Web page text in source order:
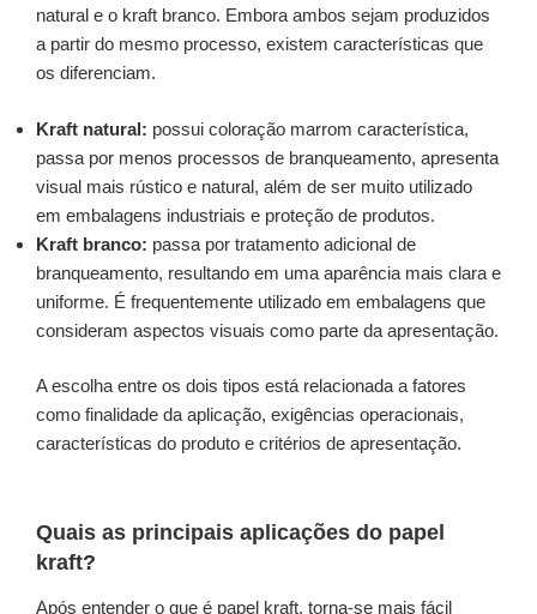
natural e o kraft branco. Embora ambos sejam produzidos
a partir do mesmo processo, existem características que
os diferenciam.
Kraft natural: possui coloração marrom característica,
passa por menos processos de branqueamento, apresenta
visual mais rústico e natural, além de ser muito utilizado
em embalagens industriais e proteção de produtos.
Kraft branco: passa por tratamento adicional de
branqueamento, resultando em uma aparência mais clara e
uniforme. É frequentemente utilizado em embalagens que
consideram aspectos visuais como parte da apresentação.
A escolha entre os dois tipos está relacionada a fatores
como finalidade da aplicação, exigências operacionais,
características do produto e critérios de apresentação.
Quais as principais aplicações do papel
kraft?
Após entender o que é papel kraft, torna-se mais fácil